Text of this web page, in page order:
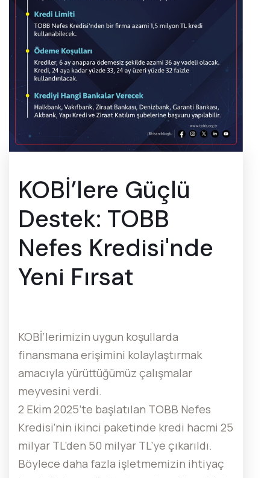
KOBİ’lere Güçlü
Destek: TOBB
Nefes Kredisi'nde
Yeni Fırsat
KOBİ’lerimizin uygun koşullarda
finansmana erişimini kolaylaştırmak
amacıyla yürüttüğümüz çalışmalar
meyvesini verdi.
2 Ekim 2025’te başlatılan TOBB Nefes
Kredisi’nin ikinci paketinde kredi hacmi 25
milyar TL’den 50 milyar TL’ye çıkarıldı.
Böylece daha fazla işletmemizin ihtiyaç